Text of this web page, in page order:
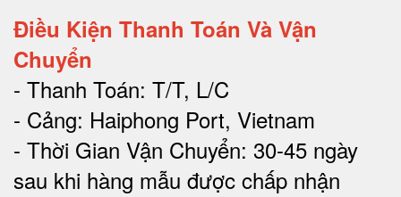
Điều Kiện Thanh Toán Và Vận
Chuyển
- Thanh Toán: T/T, L/C
- Cảng: Haiphong Port, Vietnam
- Thời Gian Vận Chuyển: 30-45 ngày
sau khi hàng mẫu được chấp nhận